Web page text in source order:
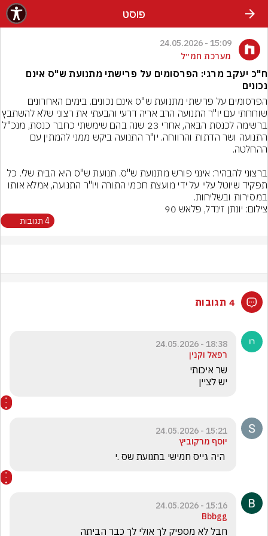
פוסט
15:09 - 24.05.2026
מערכת חמ״ל
ח"כ יעקב מרגי: הפרסומים על פרישתי מתנועת ש"ס אינם
נכונים
ברשימה לכנסת הבאה, אחרי 23 שנה בהם שימשתי כחבר כנסת, מנכ"ל
ברצוני להבהיר: אינני פורש מתנועת ש"ס. תנועת ש"ס היא הבית שלי. כל
במסירות ובשליחות.
צילום: יונתן זינדל, פלאש 90
4 תגובות
4 תגובות
18:38 - 24.05.2026
רפאל וקנין
יש לציין
15:21 - 24.05.2026
יוסף מרקוביץ
15:16 - 24.05.2026
Bbbgg
חבל לא מספיק לך אולי לך כבר הביתה